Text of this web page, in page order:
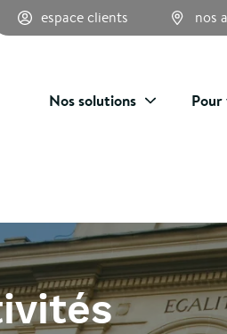
espace clients nos
Nos solutions Pour